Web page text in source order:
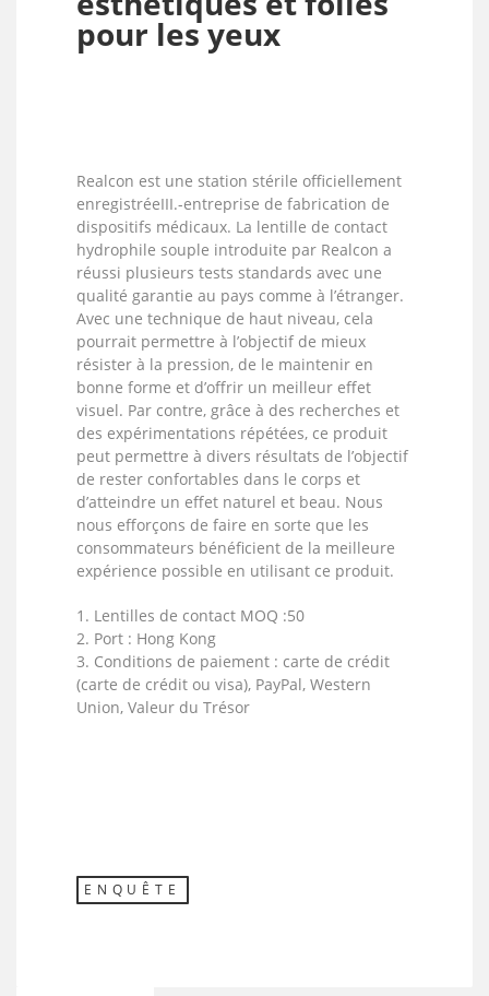
pour les yeux
Realcon est une station stérile officiellement
enregistréeIII.-entreprise de fabrication de
dispositifs médicaux. La lentille de contact
hydrophile souple introduite par Realcon a
réussi plusieurs tests standards avec une
qualité garantie au pays comme à l’étranger.
Avec une technique de haut niveau, cela
pourrait permettre à l’objectif de mieux
résister à la pression, de le maintenir en
bonne forme et d’offrir un meilleur effet
visuel. Par contre, grâce à des recherches et
des expérimentations répétées, ce produit
peut permettre à divers résultats de l’objectif
de rester confortables dans le corps et
d’atteindre un effet naturel et beau. Nous
nous efforçons de faire en sorte que les
consommateurs bénéficient de la meilleure
expérience possible en utilisant ce produit.
1. Lentilles de contact MOQ :50
2. Port : Hong Kong
3. Conditions de paiement : carte de crédit
(carte de crédit ou visa), PayPal, Western
Union, Valeur du Trésor
ENQUÊTE